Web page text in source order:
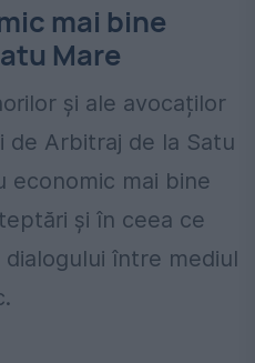
mai bine
Mare
și ale avocaților
de Arbitraj de la Satu
economic mai bine
și în ceea ce
între mediul